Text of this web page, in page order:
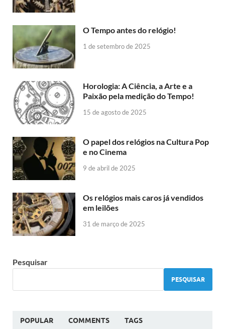
O Tempo antes do relógio!
1 de setembro de 2025
Horologia: A Ciência, a Arte e a
Paixão pela medição do Tempo!
15 de agosto de 2025
O papel dos relógios na Cultura Pop
e no Cinema
9 de abril de 2025
Os relógios mais caros já vendidos
em leilões
31 de março de 2025
Pesquisar
PESQUISAR
POPULAR COMMENTS TAGS